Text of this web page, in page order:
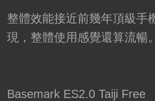
整體效能接近前幾年頂級手
現，整體使用感覺還算流暢。
Basemark ES2.0 Taiji Free